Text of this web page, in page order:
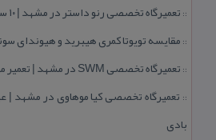
:: تعمیرگاه تخصصی رنو داستر در مشهد | ۱۰ سال تجربه و امداد خودرو
:: مقایسه تویوتا كمری هیبرید و هیوندای
:: تعمیرگاه تخصصی SWM در مشهد | تعمیر موتور، گیربكس و عیب‌یابی برق
:: تعمیرگاه تخصصی كیا موهاوی در مشهد |
بادی